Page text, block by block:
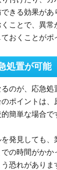
きる効果があ
ことで、異常
おくことがポ
処置が可能
のが、応急処
ポイントは、
簡単な場合で
発見しても、
の時間がかか
恐れがありま